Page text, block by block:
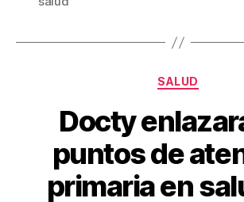
o
tir
Categorías
SALUD
Docty
puntos de
primaria en